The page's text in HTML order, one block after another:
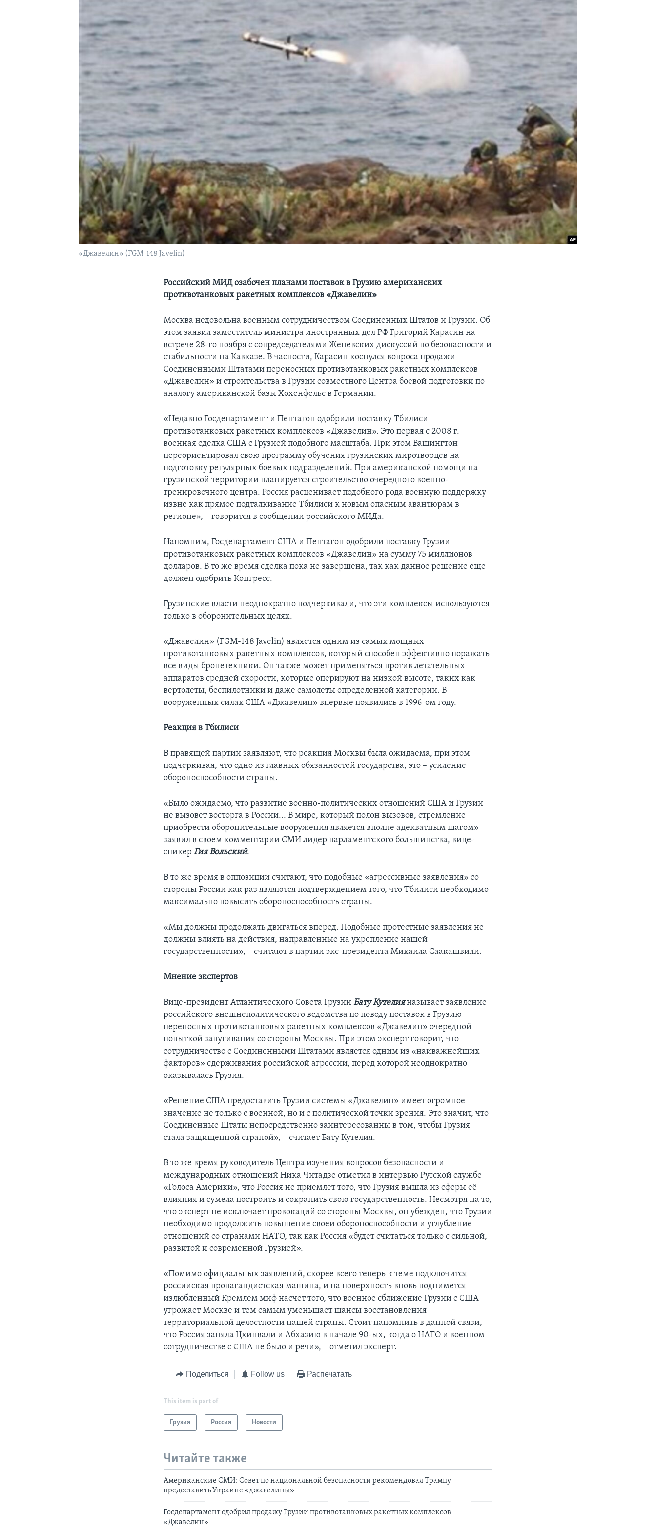
«Джавелин» (FGM-148 Javelin)
Российский МИД озабочен планами поставок в Грузию американских
противотанковых ракетных комплексов «Джавелин»
Москва недовольна военным сотрудничеством Соединенных Штатов и Грузии. Об
этом заявил заместитель министра иностранных дел РФ Григорий Карасин на
встрече 28-го ноября с сопредседателями Женевских дискуссий по безопасности и
стабильности на Кавказе. В часности, Карасин коснулся вопроса продажи
Соединенными Штатами переносных противотанковых ракетных комплексов
«Джавелин» и строительства в Грузии совместного Центра боевой подготовки по
аналогу американской базы Хохенфельс в Германии.
«Недавно Госдепартамент и Пентагон одобрили поставку Тбилиси
противотанковых ракетных комплексов «Джавелин». Это первая с 2008 г.
военная сделка США с Грузией подобного масштаба. При этом Вашингтон
переориентировал свою программу обучения грузинских миротворцев на
подготовку регулярных боевых подразделений. При американской помощи на
грузинской территории планируется строительство очередного военно-
тренировочного центра. Россия расценивает подобного рода военную поддержку
извне как прямое подталкивание Тбилиси к новым опасным авантюрам в
регионе», – говорится в сообщении российского МИДа.
Напомним, Госдепартамент США и Пентагон одобрили поставку Грузии
противотанковых ракетных комплексов «Джавелин» на сумму 75 миллионов
долларов. В то же время сделка пока не завершена, так как данное решение еще
должен одобрить Конгресс.
Грузинские власти неоднократно подчеркивали, что эти комплексы используются
только в оборонительных целях.
«Джавелин» (FGM-148 Javelin) является одним из самых мощных
противотанковых ракетных комплексов, который способен эффективно поражать
все виды бронетехники. Он также может применяться против летательных
аппаратов средней скорости, которые оперируют на низкой высоте, таких как
вертолеты, беспилотники и даже самолеты определенной категории. В
вооруженных силах США «Джавелин» впервые появились в 1996-ом году.
Реакция в Тбилиси
В правящей партии заявляют, что реакция Москвы была ожидаема, при этом
подчеркивая, что одно из главных обязанностей государства, это – усиление
обороноспособности страны.
«Было ожидаемо, что развитие военно-политических отношений США и Грузии
не вызовет восторга в России... В мире, который полон вызовов, стремление
приобрести оборонительные вооружения является вполне адекватным шагом» –
заявил в своем комментарии СМИ лидер парламентского большинства, вице-
спикер Гия Вольский.
В то же время в оппозиции считают, что подобные «агрессивные заявления» со
стороны России как раз являются подтверждением того, что Тбилиси необходимо
максимально повысить обороноспособность страны.
«Мы должны продолжать двигаться вперед. Подобные протестные заявления не
должны влиять на действия, направленные на укрепление нашей
государственности», – считают в партии экс-президента Михаила Саакашвили.
Мнение экспертов
Вице-президент Атлантического Совета ГрузииБату Кутелияназывает заявление
российского внешнеполитического ведомства по поводу поставок в Грузию
переносных противотанковых ракетных комплексов «Джавелин» очередной
попыткой запугивания со стороны Москвы. При этом эксперт говорит, что
сотрудничество с Соединенными Штатами является одним из «наиважнейших
факторов» сдерживания российской агрессии, перед которой неоднократно
оказывалась Грузия.
«Решение США предоставить Грузии системы «Джавелин» имеет огромное
значение не только с военной, но и с политической точки зрения. Это значит, что
Соединенные Штаты непосредственно заинтересованны в том, чтобы Грузия
стала защищенной страной», – считает Бату Кутелия.
В то же время руководитель Центра изучения вопросов безопасности и
международных отношений Ника Читадзе отметил в интервью Русской службе
«Голоса Америки», что Россия не приемлет того, что Грузия вышла из сферы её
влияния и сумела построить и сохранить свою государственность. Несмотря на то,
что эксперт не исключает провокаций со стороны Москвы, он убежден, что Грузии
необходимо продолжить повышение своей обороноспособности и углубление
отношений со странами НАТО, так как Россия «будет считаться только с сильной,
развитой и современной Грузией».
«Помимо официальных заявлений, скорее всего теперь к теме подключится
российская пропагандистская машина, и на поверхность вновь поднимется
излюбленный Кремлем миф насчет того, что военное сближение Грузии с США
угрожает Москве и тем самым уменьшает шансы восстановления
территориальной целостности нашей страны. Стоит напомнить в данной связи,
что Россия заняла Цхинвали и Абхазию в начале 90-ых, когда о НАТО и военном
сотрудничестве с США не было и речи», – отметил эксперт.
Поделиться Follow us Распечатать
This item is part of
Грузия Россия Новости
Читайте также
Американские СМИ: Совет по национальной безопасности рекомендовал Трампу
предоставить Украине «джавелины»
Госдепартамент одобрил продажу Грузии противотанковых ракетных комплексов
«Джавелин»